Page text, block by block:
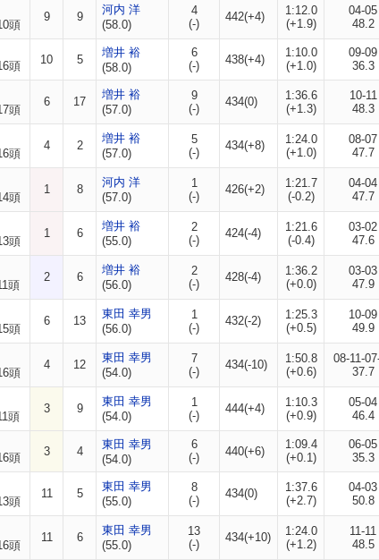
頭
9 9
河内 洋
(58.0)
4
(-)
442(+4)
1:12.0
(+1.9)
04-05
48.2
頭 10 5
増井 裕
(58.0)
6
(-)
438(+4)
1:10.0
(+1.0)
09-09
36.3
頭
6 17
増井 裕
(57.0)
9
(-)
434(0)
1:36.6
(+1.3)
10-11
48.3
頭
4 2
増井 裕
(57.0)
5
(-)
434(+8)
1:24.0
(+1.0)
08-07
47.7
頭
1 8
河内 洋
(57.0)
1
(-)
426(+2)
1:21.7
(-0.2)
04-04
47.7
頭
1 6
増井 裕
(55.0)
2
(-)
424(-4)
1:21.6
(-0.4)
03-02
47.6
頭
2 6
増井 裕
(56.0)
2
(-)
428(-4)
1:36.2
(+0.0)
03-03
47.9
頭
6 13
東田 幸男
(56.0)
1
(-)
432(-2)
1:25.3
(+0.5)
10-09
49.9
頭
4 12
東田 幸男
(54.0)
7
(-)
434(-10)
1:50.8
(+0.6)
08-11-
37.7
頭
3 9
東田 幸男
(54.0)
1
(-)
444(+4)
1:10.3
(+0.9)
05-04
46.4
頭 3 4
東田 幸男
(54.0)
6
(-)
440(+6)
1:09.4
(+0.1)
06-05
35.3
頭
11 5
東田 幸男
(55.0)
8
(-)
434(0)
1:37.6
(+2.7)
04-03
50.8
頭
11 6
東田 幸男
(55.0)
13
(-)
434(+10)
1:24.0
(+1.2)
11-11
48.5